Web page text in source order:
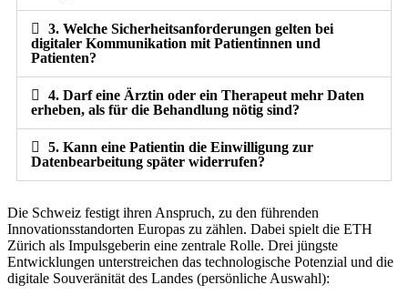
3. Welche Sicherheitsanforderungen gelten bei
digitaler Kommunikation mit Patientinnen und
Patienten?
4. Darf eine Ärztin oder ein Therapeut mehr Daten
erheben, als für die Behandlung nötig sind?
5. Kann eine Patientin die Einwilligung zur
Datenbearbeitung später widerrufen?
Die Schweiz festigt ihren Anspruch, zu den führenden
Innovationsstandorten Europas zu zählen. Dabei spielt die ETH
Zürich als Impulsgeberin eine zentrale Rolle. Drei jüngste
Entwicklungen unterstreichen das technologische Potenzial und die
digitale Souveränität des Landes (persönliche Auswahl):